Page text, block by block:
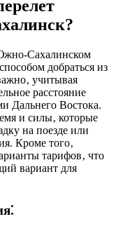
Сахалинском
добраться из
учитывая
расстояние
Дальнего Востока.
и силы‚ которые
на поезде или
Кроме того‚
тарифов‚ что
вариант для